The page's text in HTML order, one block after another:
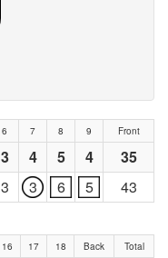
6 7 8 9 Front
3 4 5 4
35
3 3 6 5 43
16 17 18 Back Total